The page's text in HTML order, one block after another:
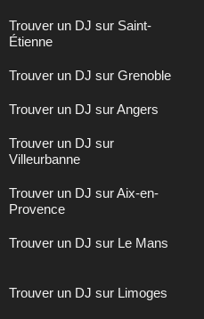
Trouver un DJ sur Saint-
Étienne
Trouver un DJ sur Grenoble
Trouver un DJ sur Angers
Trouver un DJ sur
Villeurbanne
Trouver un DJ sur Aix-en-
Provence
Trouver un DJ sur Le Mans
Trouver un DJ sur Limoges